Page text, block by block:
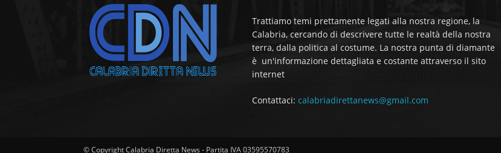
Trattiamo temi prettamente legati alla nostra regione, la
Calabria, cercando di descrivere tutte le realtà della nostra
terra, dalla politica al costume. La nostra punta di diamante
è un'informazione dettagliata e costante attraverso il sito
internet
Contattaci: calabriadirettanews@gmail.com
© Copyright Calabria Diretta News - Partita IVA 03595570783